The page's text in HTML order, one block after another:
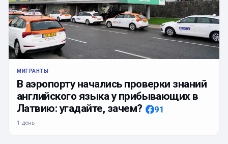
МИГРАНТЫ
В аэропорту начались проверки знаний
английского языка у прибывающих в
Латвию: угадайте, зачем?
91
1 день